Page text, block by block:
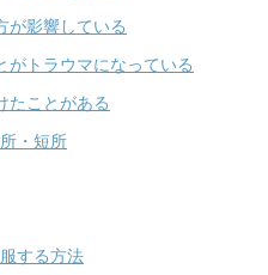
が影響している
がトラウマになっている
たことがある
・短所
する方法